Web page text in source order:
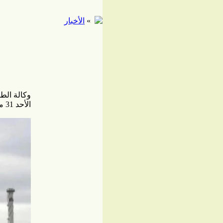
» الأخبار
وكالة
الأحد 31 مايو / أيار 2026 - 17:16